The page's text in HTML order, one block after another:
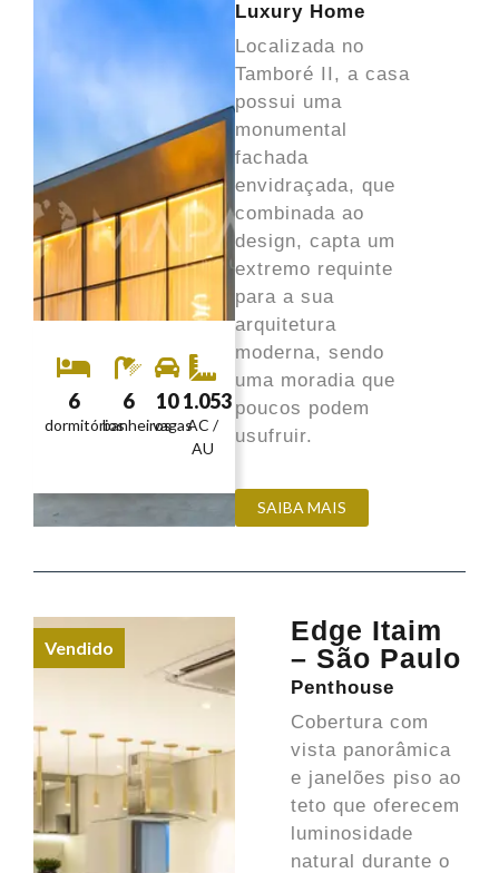
6
dormitórios
6
banheiros
10
vagas
1.053
AC /
AU
Luxury Home
Localizada no
Tamboré II, a casa
possui uma
monumental
fachada
envidraçada, que
combinada ao
design, capta um
extremo requinte
para a sua
arquitetura
moderna, sendo
uma moradia que
poucos podem
usufruir.
SAIBA MAIS
Vendido
Edge Itaim
– São Paulo
Penthouse
Cobertura com
vista panorâmica
e janelões piso ao
teto que oferecem
luminosidade
natural durante o